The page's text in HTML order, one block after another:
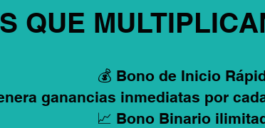
QUE
💰 Bono de Inicio
ganancias inmediatas por
📈 Bono Binario